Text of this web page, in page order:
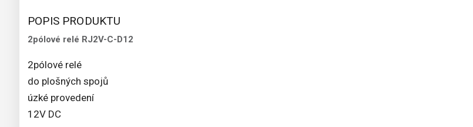
POPIS PRODUKTU
2pólové relé RJ2V-C-D12
2pólové relé
do plošných spojů
úzké provedení
12V DC